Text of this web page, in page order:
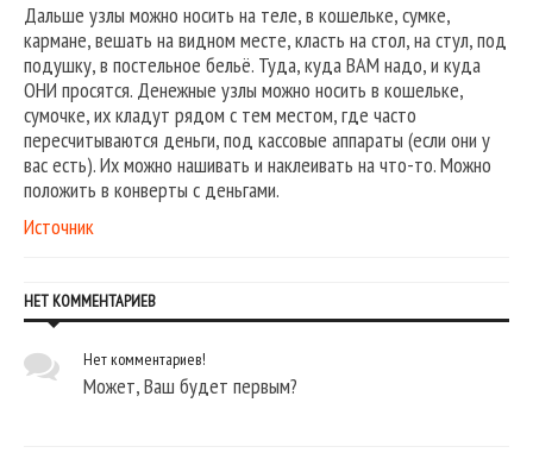
Дальше узлы можно носить на теле, в кошельке, сумке,
кармане, вешать на видном месте, класть на стол, на стул, под
подушку, в постельное бельё. Туда, куда ВАМ надо, и куда
ОНИ просятся. Денежные узлы можно носить в кошельке,
сумочке, их кладут рядом с тем местом, где часто
пересчитываются деньги, под кассовые аппараты (если они у
вас есть). Их можно нашивать и наклеивать на что-то. Можно
положить в конверты с деньгами.
Источник
НЕТ КОММЕНТАРИЕВ
Нет комментариев!
Может, Ваш будет первым?